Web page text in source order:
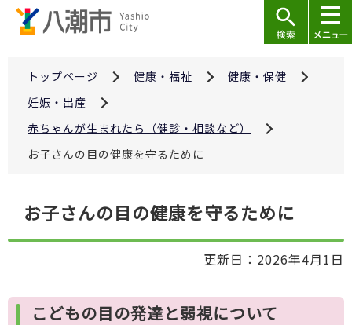
トップページ 健康・福祉
健康・保健
妊娠・出産
赤ちゃんが生まれたら（健診・相談など）
お子さんの目の健康を守るために
こ
ら
お子さんの目の健康を守るために
更新日：2026年4月1日
こどもの目の発達と弱視について